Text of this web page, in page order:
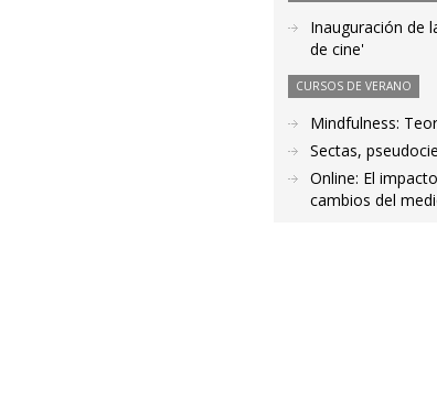
Inauguración de
de cine'
CURSOS DE VERANO
Mindfulness:
Sectas,
Online: El
cambios del